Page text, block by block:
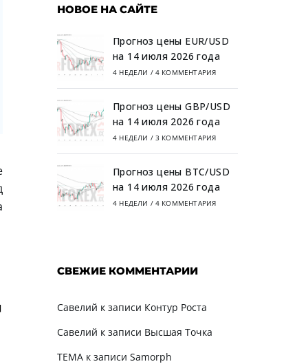
НОВОЕ НА САЙТЕ
Прогноз цены EUR/USD
на 14 июля 2026 года
4 НЕДЕЛИ / 4 КОММЕНТАРИЯ
Прогноз цены GBP/USD
на 14 июля 2026 года
4 НЕДЕЛИ / 3 КОММЕНТАРИЯ
Прогноз цены BTC/USD
на 14 июля 2026 года
4 НЕДЕЛИ / 4 КОММЕНТАРИЯ
СВЕЖИЕ КОММЕНТАРИИ
Савелий к записи Контур Роста
Савелий к записи Высшая Точка
TEMAк записи Samorph